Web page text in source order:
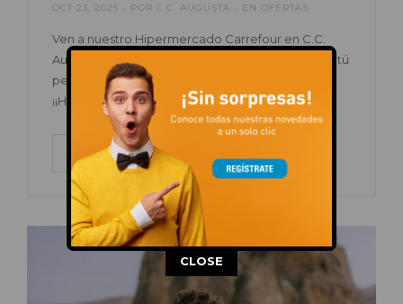
OCT 23, 2025 POR C.C. AUGUSTA EN OFERTAS
Ven a nuestro Hipermercado Carrefour en C.C.
Augusta y encuentra el disfraz perfecto para que tú
peque disfrute Halloween como que se merece.
¡¡Hazte con tu favorito al mejor precio!!
LEER MÁS
This popup will close in:13
CLOSE